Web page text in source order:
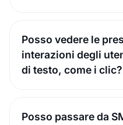
Posso vedere le
interazioni degli
di testo, come i clic?
Posso passare da